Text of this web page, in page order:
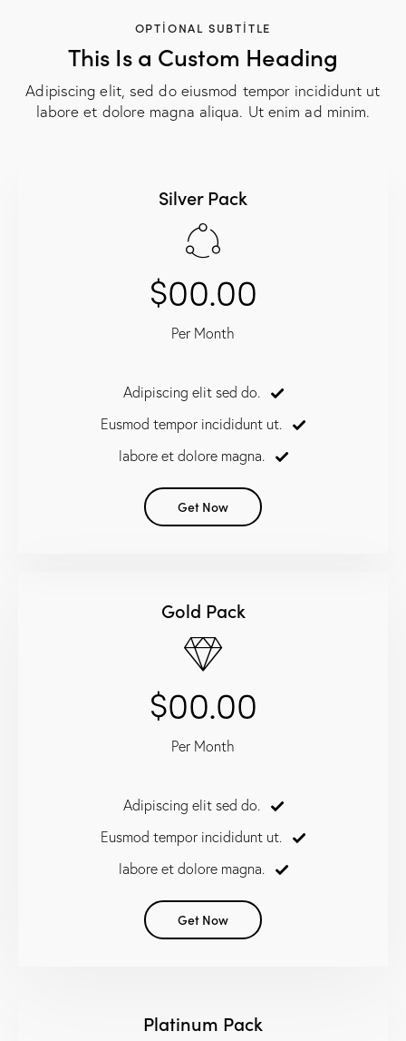
OPTIONAL SUBTITLE
This Is a Custom Heading
Adipiscing elit, sed do eiusmod tempor incididunt ut
labore et dolore magna aliqua. Ut enim ad minim.
Silver Pack
$00.00
Per Month
Adipiscing elit sed do.
Eusmod tempor incididunt ut.
labore et dolore magna.
Get Now
Gold Pack
$00.00
Per Month
Adipiscing elit sed do.
Eusmod tempor incididunt ut.
labore et dolore magna.
Get Now
Platinum Pack